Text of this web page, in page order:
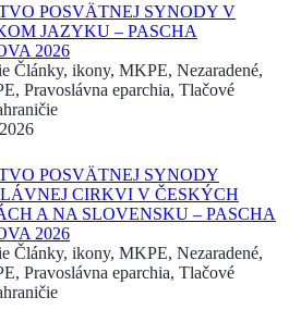
POSVÄTNEJ SYNODY V
JAZYKU – PASCHA
2026
Články, ikony, MKPE, Nezaradené,
Pravoslávna eparchia, Tlačové
POSVÄTNEJ SYNODY
CIRKVI V ČESKÝCH
A NA SLOVENSKU – PASCHA
2026
Články, ikony, MKPE, Nezaradené,
Pravoslávna eparchia, Tlačové